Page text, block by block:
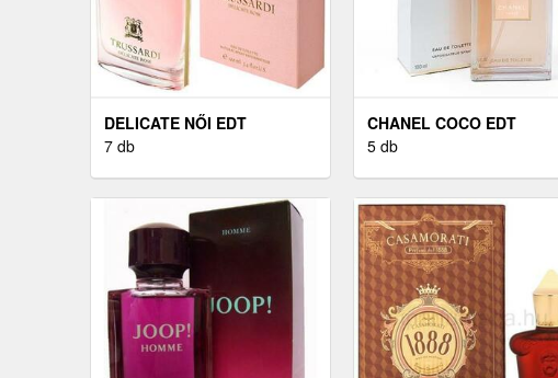
DELICATE NŐI EDT
7 db
CHANEL COCO EDT
5 db